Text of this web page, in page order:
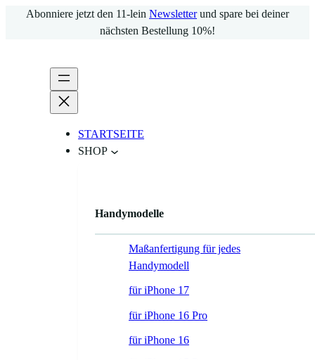
Abonniere jetzt den 11-lein Newsletterund spare bei deiner
nächsten Bestellung 10%!
STARTSEITE
SHOP
Handymodelle
Maßanfertigung für jedes
Handymodell
für iPhone 17
für iPhone 16 Pro
für iPhone 16